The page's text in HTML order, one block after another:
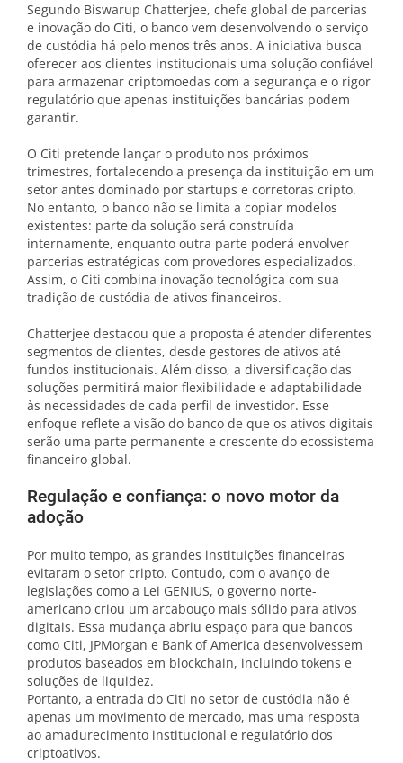
Segundo Biswarup Chatterjee, chefe global de parcerias
e inovação do Citi, o banco vem desenvolvendo o serviço
de custódia há pelo menos três anos. A iniciativa busca
oferecer aos clientes institucionais uma solução confiável
para armazenar criptomoedas com a segurança e o rigor
regulatório que apenas instituições bancárias podem
garantir.
O Citi pretende lançar o produto nos próximos
trimestres, fortalecendo a presença da instituição em um
setor antes dominado por startups e corretoras cripto.
No entanto, o banco não se limita a copiar modelos
existentes: parte da solução será construída
internamente, enquanto outra parte poderá envolver
parcerias estratégicas com provedores especializados.
Assim, o Citi combina inovação tecnológica com sua
tradição de custódia de ativos financeiros.
Chatterjee destacou que a proposta é atender diferentes
segmentos de clientes, desde gestores de ativos até
fundos institucionais. Além disso, a diversificação das
soluções permitirá maior flexibilidade e adaptabilidade
às necessidades de cada perfil de investidor. Esse
enfoque reflete a visão do banco de que os ativos digitais
serão uma parte permanente e crescente do ecossistema
financeiro global.
Regulação e confiança: o novo motor da
adoção
Por muito tempo, as grandes instituições financeiras
evitaram o setor cripto. Contudo, com o avanço de
legislações como a Lei GENIUS, o governo norte-
americano criou um arcabouço mais sólido para ativos
digitais. Essa mudança abriu espaço para que bancos
como Citi, JPMorgan e Bank of America desenvolvessem
produtos baseados em blockchain, incluindo tokens e
soluções de liquidez.
Portanto, a entrada do Citi no setor de custódia não é
apenas um movimento de mercado, mas uma resposta
ao amadurecimento institucional e regulatório dos
criptoativos.